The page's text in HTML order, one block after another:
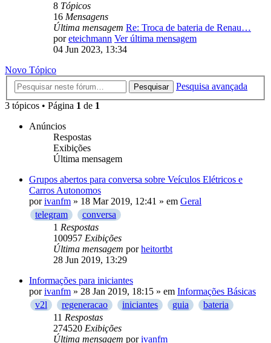
8 Tópicos
16 Mensagens
Última mensagem Re: Troca de bateria de Renau…
poreteichmann Ver última mensagem
04 Jun 2023, 13:34
Novo Tópico
Pesquisar
Pesquisa avançada
3 tópicos • Página 1 de 1
Anúncios
Respostas
Exibições
Última mensagem
Grupos abertos para conversa sobre Veículos Elétricos e
Carros Autonomos
porivanfm » 18 Mar 2019, 12:41 » em Geral
telegram
conversa
1 Respostas
100957 Exibições
Última mensagem porheitortbt
28 Jun 2019, 13:29
Informações para iniciantes
porivanfm » 28 Jan 2019, 18:15 » em Informações Básicas
v2l
regeneracao iniciantes guia
bateria
11 Respostas
274520 Exibições
Última mensagem porivanfm